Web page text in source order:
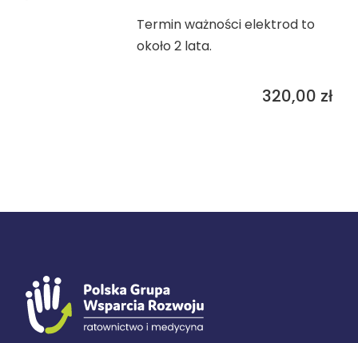
Termin ważności elektrod to
około 2 lata.
320,00 zł